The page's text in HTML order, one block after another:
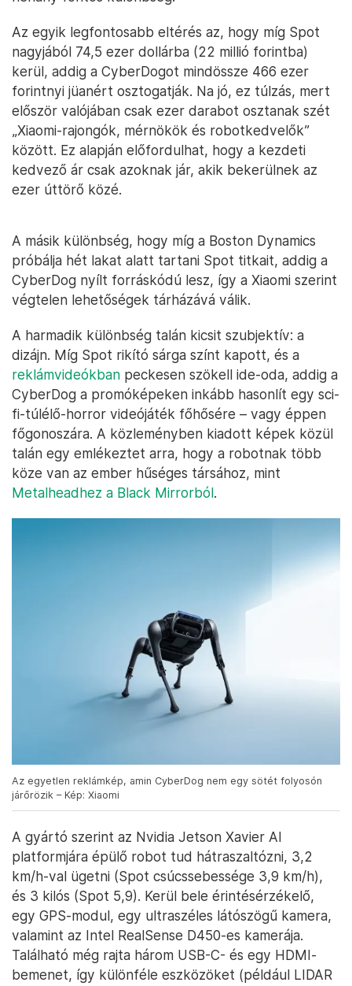
Az egyik legfontosabb eltérés az, hogy míg Spot
nagyjából 74,5 ezer dollárba (22 millió forintba)
kerül, addig a CyberDogot mindössze 466 ezer
forintnyi jüanért osztogatják. Na jó, ez túlzás, mert
először valójában csak ezer darabot osztanak szét
„Xiaomi-rajongók, mérnökök és robotkedvelők”
között. Ez alapján előfordulhat, hogy a kezdeti
kedvező ár csak azoknak jár, akik bekerülnek az
ezer úttörő közé.
A másik különbség, hogy míg a Boston Dynamics
próbálja hét lakat alatt tartani Spot titkait, addig a
CyberDog nyílt forráskódú lesz, így a Xiaomi szerint
végtelen lehetőségek tárházává válik.
A harmadik különbség talán kicsit szubjektív: a
dizájn. Míg Spot rikító sárga színt kapott, és a
reklámvideókban peckesen szökell ide-oda, addig a
CyberDog a promóképeken inkább hasonlít egy sci-
fi-túlélő-horror videójáték főhősére – vagy éppen
főgonoszára. A közleményben kiadott képek közül
talán egy emlékeztet arra, hogy a robotnak több
köze van az ember hűséges társához, mint
Metalheadhez a Black Mirrorból.
Az egyetlen reklámkép, amin CyberDog nem egy sötét folyosón
járőrözik – Kép: Xiaomi
A gyártó szerint az Nvidia Jetson Xavier AI
platformjára épülő robot tud hátraszaltózni, 3,2
km/h-val ügetni (Spot csúcssebessége 3,9 km/h),
és 3 kilós (Spot 5,9). Kerül bele érintésérzékelő,
egy GPS-modul, egy ultraszéles látószögű kamera,
valamint az Intel RealSense D450-es kamerája.
Található még rajta három USB-C- és egy HDMI-
bemenet, így különféle eszközöket (például LIDAR